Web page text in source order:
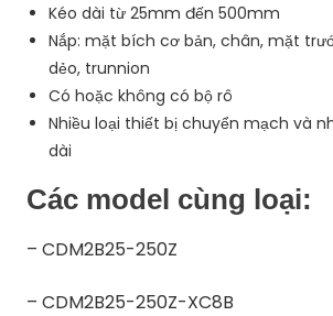
Kéo dài từ 25mm đến 500mm
Nắp: mặt bích cơ bản, chân, mặt
dẻo, trunnion
Có hoặc không có bộ rô
Nhiều loại thiết bị chuyển mạch và
dài
Các model cùng loại:
– CDM2B25-250Z
– CDM2B25-250Z-XC8B